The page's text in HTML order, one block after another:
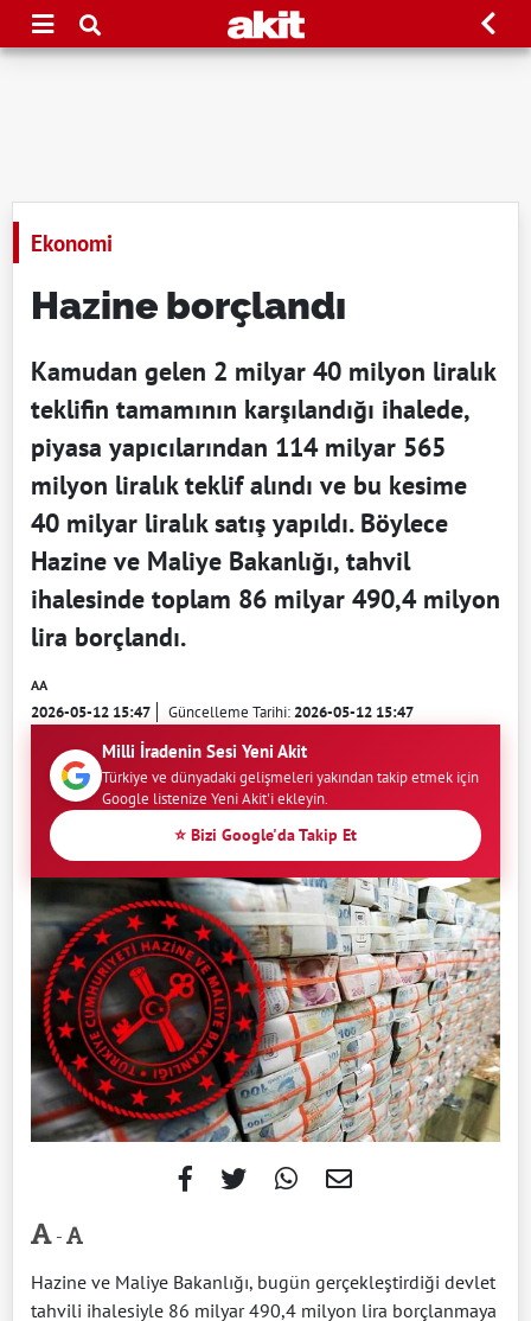
Ekonomi
Hazine borçlandı
Kamudan gelen 2 milyar 40 milyon liralık
teklifin tamamının karşılandığı ihalede,
piyasa yapıcılarından 114 milyar 565
milyon liralık teklif alındı ve bu kesime
40 milyar liralık satış yapıldı. Böylece
Hazine ve Maliye Bakanlığı, tahvil
ihalesinde toplam 86 milyar 490,4 milyon
lira borçlandı.
AA
2026-05-12 15:47 Güncelleme Tarihi:2026-05-12 15:47
Milli İradenin Sesi Yeni Akit
Türkiye ve dünyadaki gelişmeleri yakından takip etmek için
Google listenize Yeni Akit'i ekleyin.
⭐ Bizi Google'da Takip Et
-
Hazine ve Maliye Bakanlığı, bugün gerçekleştirdiği devlet
tahvili ihalesiyle 86 milyar 490,4 milyon lira borçlanmaya